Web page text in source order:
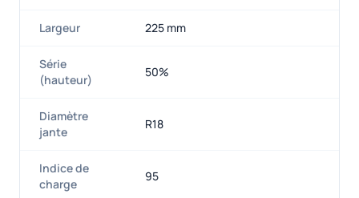
Largeur 225 mm
Série
(hauteur)
50%
Diamètre
jante
R18
Indice de
charge
95